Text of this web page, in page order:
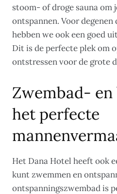
stoom- of droge sauna om
ontspannen. Voor
hebben we ook een goed
Dit is de perfecte plek om
ontstressen voor de grote
Zwembad-
het perfecte
Het Dana Hotel heeft ook
kunt zwemmen en
ontspanningszwembad is